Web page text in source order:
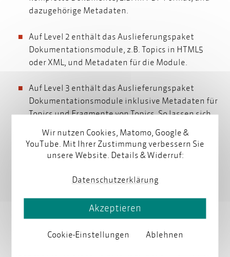
dazugehörige Metadaten.
Auf Level 2 enthält das Auslieferungspaket
Dokumentationsmodule, z.B. Topics in HTML5
oder XML, und Metadaten für die Module.
Auf Level 3 enthält das Auslieferungspaket
Dokumentationsmodule inklusive Metadaten für
Topics und Fragmente von Topics. So lassen sich
Topics adressieren.
Pakete zwischen verschiedenen Herstellern auf der
standardisierten Metadaten und das Paketformat
die Auslieferung von intelligenten Informationen
über Hersteller hinweg möglich machen. Zu den
Herstellern, die sich beteiligt haben, gehörten u.a.
Wir nutzen Cookies, Matomo, Google &
YouTube. Mit Ihrer Zustimmung verbessern Sie
unsere Website. Details & Widerruf:
Datenschutzerklärung
Cookie-Einstellungen Ablehnen
Akzeptieren